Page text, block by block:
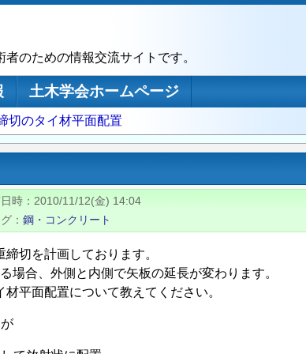
のための情報交流サイトです。
土木学会ホームページ
切のタイ材平面配置
時
2010/11/12(金) 14:04
鋼・コンクリート
切を計画しております。
場合、外側と内側で矢板の延長が変わります。
材平面配置について教えてください。